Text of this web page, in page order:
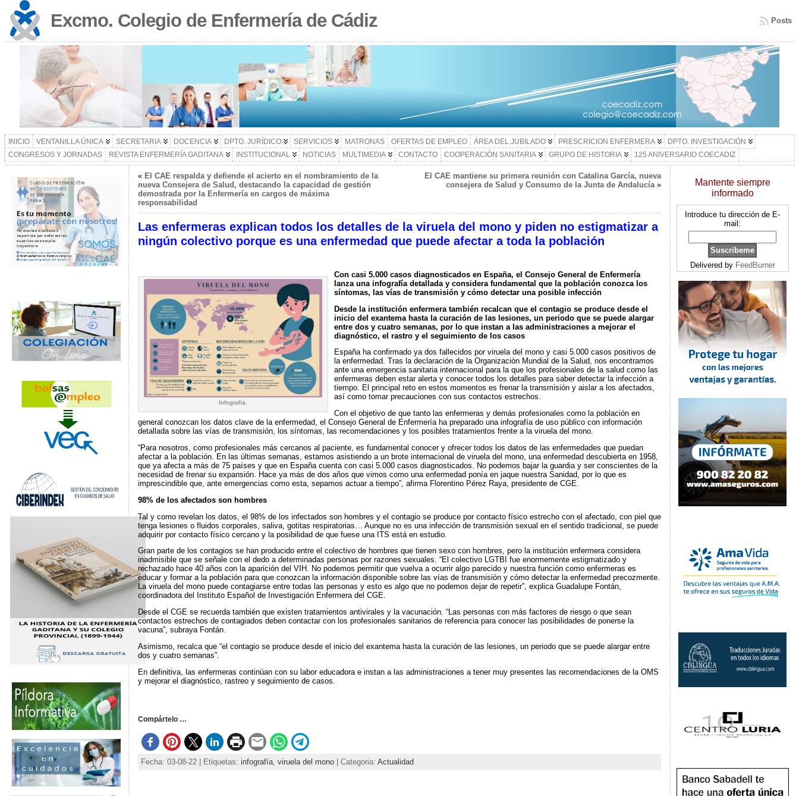
Excmo. Colegio de Enfermería de Cádiz Posts
INICIO VENTANILLA ÚNICA SECRETARIA DOCENCIA DPTO. JURÍDICO SERVICIOS MATRONAS OFERTAS DE EMPLEO ÁREA DEL JUBILADO PRESCRICION ENFERMERA
DPTO. INVESTIGACIÓN
CONGRESOS Y JORNADAS
REVISTA ENFERMERÍA GADITANA INSTITUCIONAL NOTICIAS MULTIMEDIA CONTACTO COOPERACIÓN SANITARIA GRUPO DE HISTORIA 125 ANIVERSARIO COECADIZ
« El CAE respalda y defiende el acierto en el nombramiento de la
nueva Consejera de Salud, destacando la capacidad de gestión
demostrada por la Enfermería en cargos de máxima
responsabilidad
El CAE mantiene su primera reunión con Catalina García, nueva
consejera de Salud y Consumo de la Junta de Andalucía»
Las enfermeras explican todos los detalles de la viruela del mono y piden no estigmatizar a
ningún colectivo porque es una enfermedad que puede afectar a toda la población
Infografía.
Con casi 5.000 casos diagnosticados en España, el Consejo General de Enfermería
lanza una infografía detallada y considera fundamental que la población conozca los
síntomas, las vías de transmisión y cómo detectar una posible infección
Desde la institución enfermera también recalcan que el contagio se produce desde el
inicio del exantema hasta la curación de las lesiones, un periodo que se puede alargar
entre dos y cuatro semanas, por lo que instan a las administraciones a mejorar el
diagnóstico, el rastro y el seguimiento de los casos
España ha confirmado ya dos fallecidos por viruela del mono y casi 5.000 casos positivos de
la enfermedad. Tras la declaración de la Organización Mundial de la Salud, nos encontramos
ante una emergencia sanitaria internacional para la que los profesionales de la salud como las
enfermeras deben estar alerta y conocer todos los detalles para saber detectar la infección a
tiempo. El principal reto en estos momentos es frenar la transmisión y aislar a los afectados,
así como tomar precauciones con sus contactos estrechos.
Con el objetivo de que tanto las enfermeras y demás profesionales como la población en
general conozcan los datos clave de la enfermedad, el Consejo General de Enfermería ha preparado una infografía de uso público con información
detallada sobre las vías de transmisión, los síntomas, las recomendaciones y los posibles tratamientos frente a la viruela del mono.
“Para nosotros, como profesionales más cercanos al paciente, es fundamental conocer y ofrecer todos los datos de las enfermedades que puedan
afectar a la población. En las últimas semanas, estamos asistiendo a un brote internacional de viruela del mono, una enfermedad descubierta en 1958,
que ya afecta a más de 75 países y que en España cuenta con casi 5.000 casos diagnosticados. No podemos bajar la guardia y ser conscientes de la
necesidad de frenar su expansión. Hace ya más de dos años que vimos como una enfermedad ponía en jaque nuestra Sanidad, por lo que es
imprescindible que, ante emergencias como esta, sepamos actuar a tiempo”, afirma Florentino Pérez Raya, presidente de CGE.
98% de los afectados son hombres
Tal y como revelan los datos, el 98% de los infectados son hombres y el contagio se produce por contacto físico estrecho con el afectado, con piel que
tenga lesiones o fluidos corporales, saliva, gotitas respiratorias… Aunque no es una infección de transmisión sexual en el sentido tradicional, se puede
adquirir por contacto físico cercano y la posibilidad de que fuese una ITS está en estudio.
Gran parte de los contagios se han producido entre el colectivo de hombres que tienen sexo con hombres, pero la institución enfermera considera
inadmisible que se señale con el dedo a determinadas personas por razones sexuales. “El colectivo LGTBI fue enormemente estigmatizado y
rechazado hace 40 años con la aparición del VIH. No podemos permitir que vuelva a ocurrir algo parecido y nuestra función como enfermeras es
educar y formar a la población para que conozcan la información disponible sobre las vías de transmisión y cómo detectar la enfermedad precozmente.
La viruela del mono puede contagiarse entre todas las personas y esto es algo que no podemos dejar de repetir”, explica Guadalupe Fontán,
coordinadora del Instituto Español de Investigación Enfermera del CGE.
Desde el CGE se recuerda también que existen tratamientos antivirales y la vacunación. “Las personas con más factores de riesgo o que sean
contactos estrechos de contagiados deben contactar con los profesionales sanitarios de referencia para conocer las posibilidades de ponerse la
vacuna”, subraya Fontán.
Asimismo, recalca que “el contagio se produce desde el inicio del exantema hasta la curación de las lesiones, un periodo que se puede alargar entre
dos y cuatro semanas”.
En definitiva, las enfermeras continúan con su labor educadora e instan a las administraciones a tener muy presentes las recomendaciones de la OMS
y mejorar el diagnóstico, rastreo y seguimiento de casos.
Compártelo …
Fecha: 03-08-22 | Etiquetas: infografía, viruela del mono| Categoria: Actualidad
Mantente siempre
informado
Introduce tu dirección de E-
mail:
Delivered by FeedBurner